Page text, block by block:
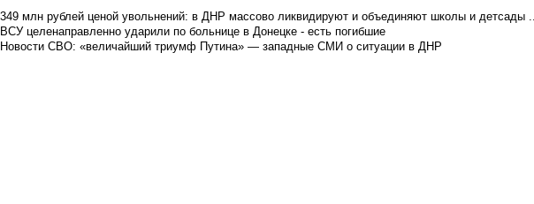
349 млн рублей ценой увольнений: в ДНР массово ликвидируют и объединяют школы и детсады ...
ВСУ целенаправленно ударили по больнице в Донецке - есть погибшие
Новости СВО: «величайший триумф Путина» — западные СМИ о ситуации в ДНР